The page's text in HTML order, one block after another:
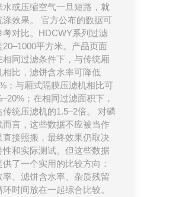
水或压缩空气一旦短路，就
涤效果。 官方公布的数据可
考对比。HDCWY系列过滤
20–1000平方米。产品页面
相同过滤条件下，与传统厢
相比，滤饼含水率可降低
；与厢式隔膜压滤机相比可
；在相同过滤面积下，
传统压滤机的1.5–2倍。 对磷
而言，这些数据不应被当作
直接照搬，最终效果仍取决
性和实际测试。但这些数据
供了一个实用的比较方向：
率、滤饼含水率、杂质残留
时间放在一起综合比较。